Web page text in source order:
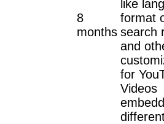
8
months
like
format
search
and
for
Videos